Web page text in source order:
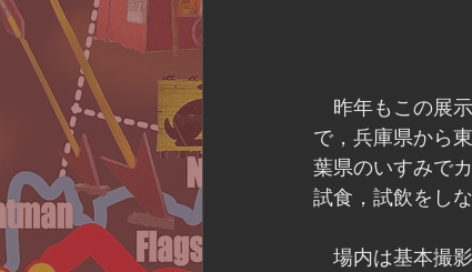
昨年もこの展
で，兵庫県から
葉県のいすみで
試食，試飲をし
場内は基本撮